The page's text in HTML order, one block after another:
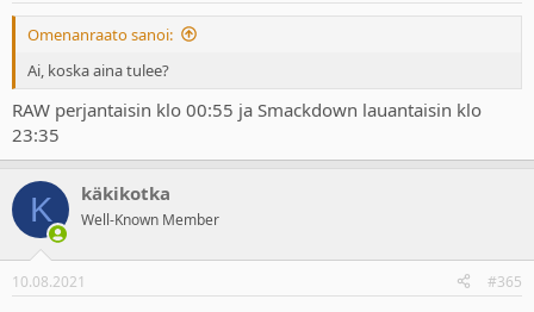
Omenanraato sanoi:
Ai, koska aina tulee?
RAW perjantaisin klo 00:55 ja Smackdown lauantaisin klo
23:35
K käkikotka
Well-Known Member
10.08.2021 #365